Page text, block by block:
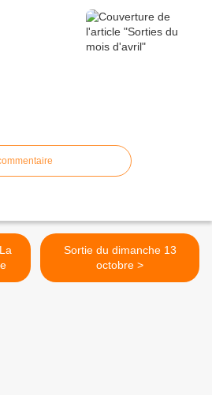
Sortie du dimanche 13
octobre >